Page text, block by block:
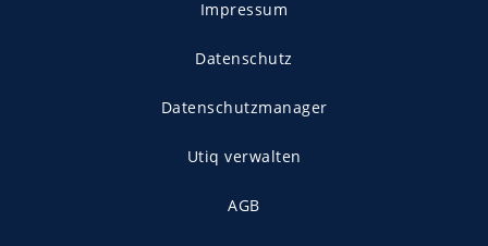
Impressum
Datenschutz
Datenschutzmanager
Utiq verwalten
AGB